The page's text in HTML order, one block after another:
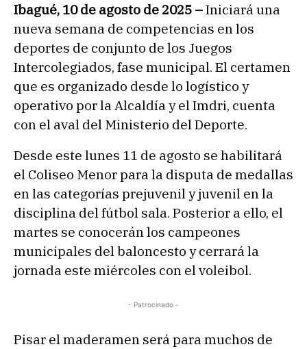
Ibagué, 10 de agosto de 2025 –Iniciará una
nueva semana de competencias en los
deportes de conjunto de los Juegos
Intercolegiados, fase municipal. El certamen
que es organizado desde lo logístico y
operativo por la Alcaldía y el Imdri, cuenta
con el aval del Ministerio del Deporte.
Desde este lunes 11 de agosto se habilitará
el Coliseo Menor para la disputa de medallas
en las categorías prejuvenil y juvenil en la
disciplina del fútbol sala. Posterior a ello, el
martes se conocerán los campeones
municipales del baloncesto y cerrará la
jornada este miércoles con el voleibol.
- Patrocinado -
Pisar el maderamen será para muchos de